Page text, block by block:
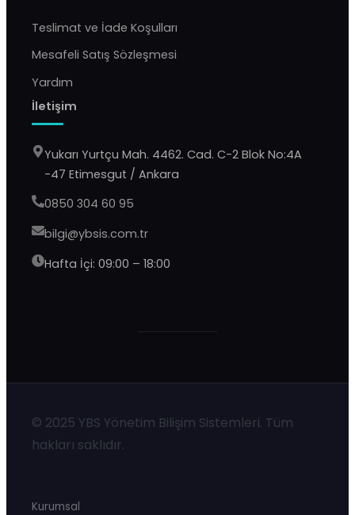
Teslimat ve İade Koşulları
Mesafeli Satış Sözleşmesi
Yardım
İletişim
Yukarı Yurtçu Mah. 4462. Cad. C-2 Blok No:4A
-47 Etimesgut / Ankara
0850 304 60 95
bilgi@ybsis.com.tr
Hafta İçi: 09:00 – 18:00
© 2025 YBS Yönetim Bilişim Sistemleri. Tüm
hakları saklıdır.
Kurumsal